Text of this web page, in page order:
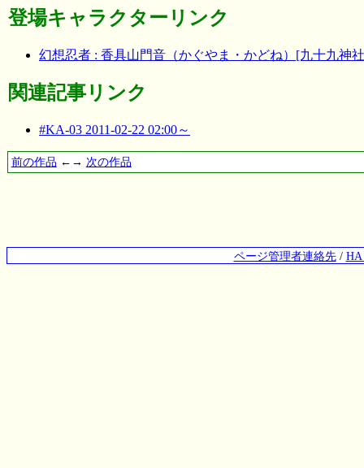
登場キャラクターリンク
幻想忍者 : 香具山門音（かぐやま・かどね）[九十九神
関連記事リンク
#KA-03 2011-02-22 02:00～
前の作品 ←→ 次の作品
ページ管理者連絡先/ HA